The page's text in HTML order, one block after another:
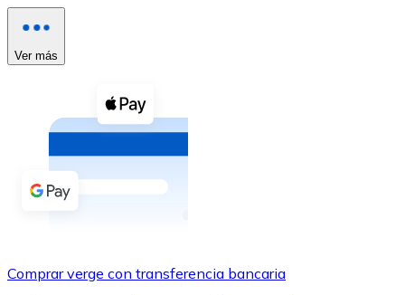
Ver todo
Compra criptomonedas con efectivo en tu tienda más
Comprar con efectivo
Transferencia SEPA
Ver más
Comprar verge con transferencia bancaria